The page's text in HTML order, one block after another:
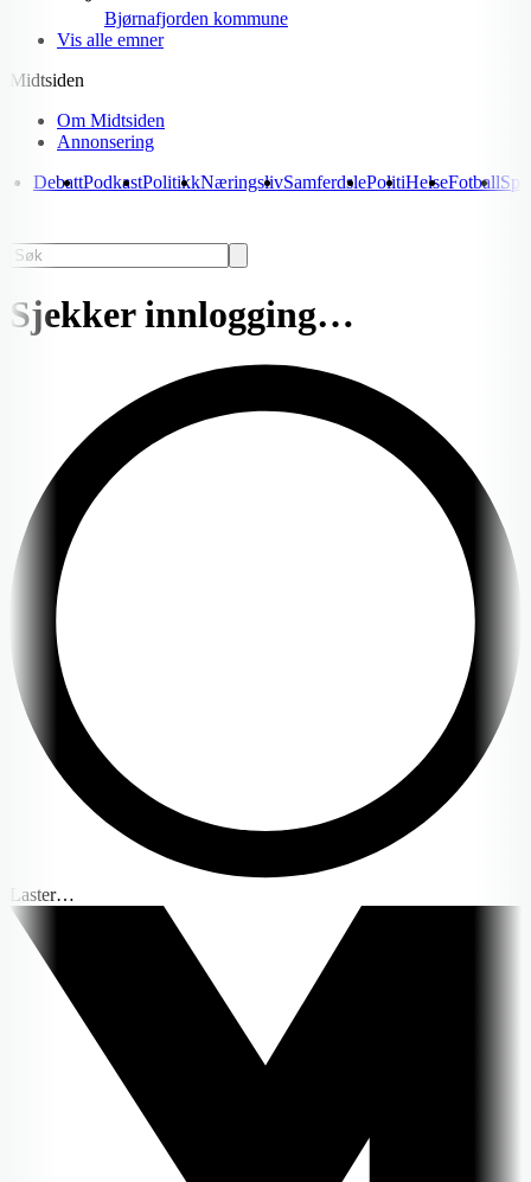
Bjørnafjorden kommune
Vis alle emner
Midtsiden
Om Midtsiden
Annonsering
DebattPodkastPolitikkNæringslivSamferdslePolitiHelseFotball
Sjekker innlogging…
Laster…